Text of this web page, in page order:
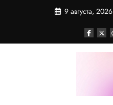
9 августа, 2026